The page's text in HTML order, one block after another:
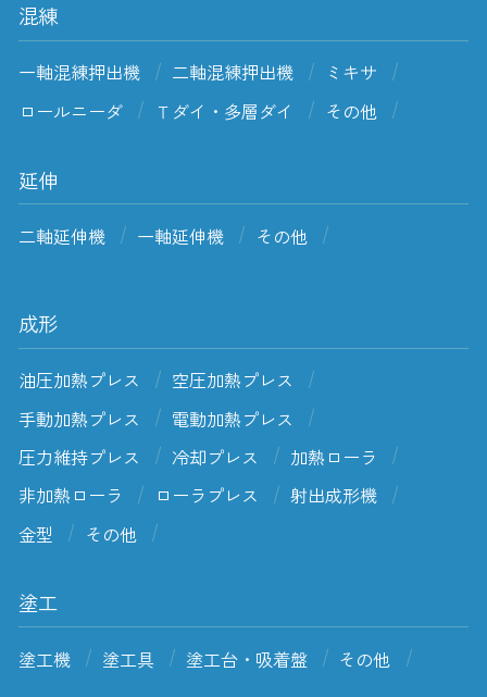
混練
一軸混練押出機 二軸混練押出機
ミキサ
ロールニーダ
Ｔダイ・多層ダイ その他
延伸
二軸延伸機 一軸延伸機 その他
成形
油圧加熱プレス
空圧加熱プレス
手動加熱プレス
電動加熱プレス
圧力維持プレス
冷却プレス
加熱ローラ
非加熱ローラ
ローラプレス
射出成形機
金型
その他
塗工
塗工機 塗工具 塗工台・吸着盤 その他